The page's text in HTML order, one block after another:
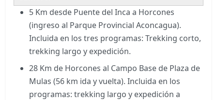
5 Km desde Puente del Inca a Horcones
(ingreso al Parque Provincial Aconcagua).
Incluida en los tres programas: Trekking corto,
trekking largo y expedición.
28 Km de Horcones al Campo Base de Plaza de
Mulas (56 km ida y vuelta). Incluida en los
programas: trekking largo y expedición a